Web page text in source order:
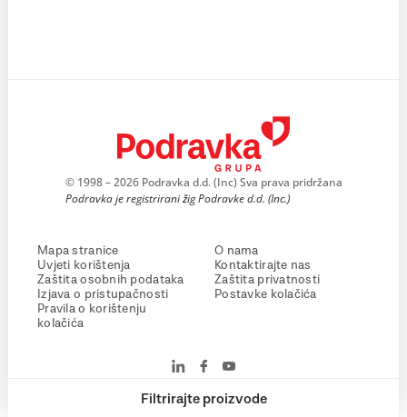
Filtrirajte proizvode
© 1998 – 2026 Podravka d.d. (Inc) Sva prava pridržana
Podravka je registrirani žig Podravke d.d. (Inc.)
Mapa stranice
Uvjeti korištenja
Zaštita osobnih podataka
Izjava o pristupačnosti
Pravila o korištenju
kolačića
O nama
Kontaktirajte nas
Zaštita privatnosti
Postavke kolačića